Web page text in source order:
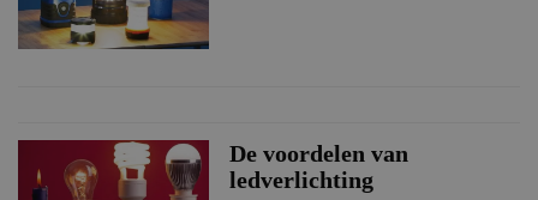
De voordelen van
ledverlichting